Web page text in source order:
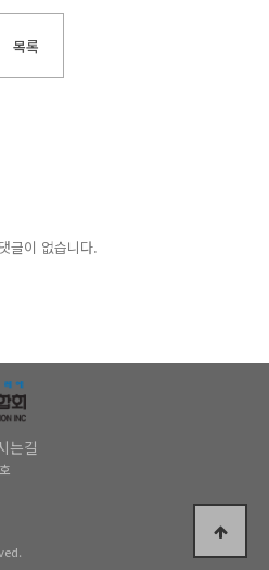
목록
글이 없습니다.
는길